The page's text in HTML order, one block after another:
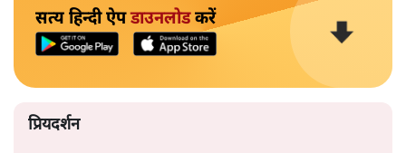
सत्य हिन्दी ऐपडाउनलोडकरें
प्रियदर्शन